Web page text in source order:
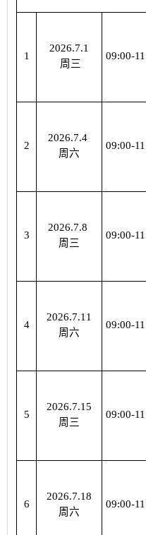
1
2026.7.1
周三
09:00-
2
2026.7.4
周六
09:00-
3
2026.7.8
周三
09:00-
4
2026.7.11
周六
09:00-
5
2026.7.15
周三
09:00-
6
2026.7.18
周六
09:00-